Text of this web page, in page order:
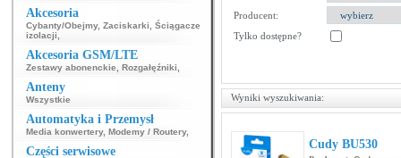
Akcesoria
Cybanty/Obejmy, Zaciskarki
Ściągacze
izolacji
Akcesoria GSM/LTE
Zestawy abonenckie Rozgałęźniki
Anteny
Wszystkie
Automatyka i Przemysł
Media konwertery, Modemy / Routery,
Części serwisowe
Producent:
Tylko dostępne?
Wyniki wyszukiwania:
Cudy BU530